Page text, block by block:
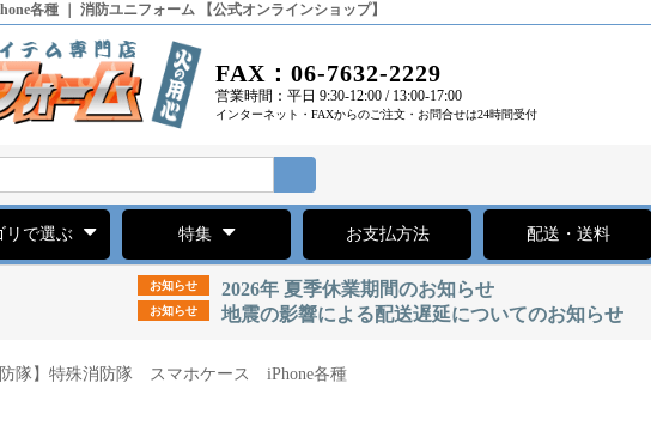
各種 ｜ 消防ユニフォーム 【公式オンラインショップ】
FAX：06-7632-2229
営業時間：平日 9:30-12:00 / 13:00-17:00
インターネット・FAXからのご注文・お問合せは24時間受付
リで選ぶ 特集 お支払方法 配送・送料
お知らせ 2026年 夏季休業期間のお知らせ
お知らせ 地震の影響による配送遅延についてのお知らせ
隊】特殊消防隊 スマホケース iPhone各種